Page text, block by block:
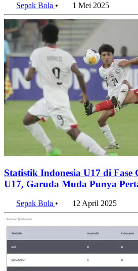
Sepak Bola • 1 Mei 2025
Statistik Indonesia U17 di Fase
U17, Garuda Muda Punya
Sepak Bola • 12 April 2025